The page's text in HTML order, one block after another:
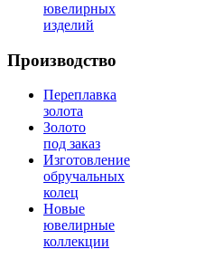
ювелирных
изделий
Производство
Переплавка
золота
Золото
под заказ
Изготовление
обручальных
колец
Новые
ювелирные
коллекции